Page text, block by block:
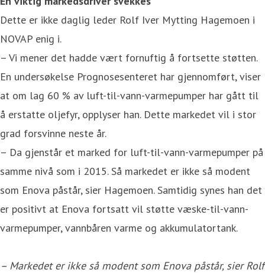
Dette er ikke daglig leder Rolf Iver Mytting Hagemoen i
NOVAP enig i.
– Vi mener det hadde vært fornuftig å fortsette støtten.
En undersøkelse Prognosesenteret har gjennomført, viser
at om lag 60 % av luft-til-vann-varmepumper har gått til
å erstatte oljefyr, opplyser han. Dette markedet vil i stor
grad forsvinne neste år.
– Da gjenstår et marked for luft-til-vann-varmepumper på
samme nivå som i 2015. Så markedet er ikke så modent
som Enova påstår, sier Hagemoen. Samtidig synes han det
er positivt at Enova fortsatt vil støtte væske-til-vann-
varmepumper, vannbåren varme og akkumulatortank.
– Markedet er ikke så modent som Enova påstår, sier Rolf